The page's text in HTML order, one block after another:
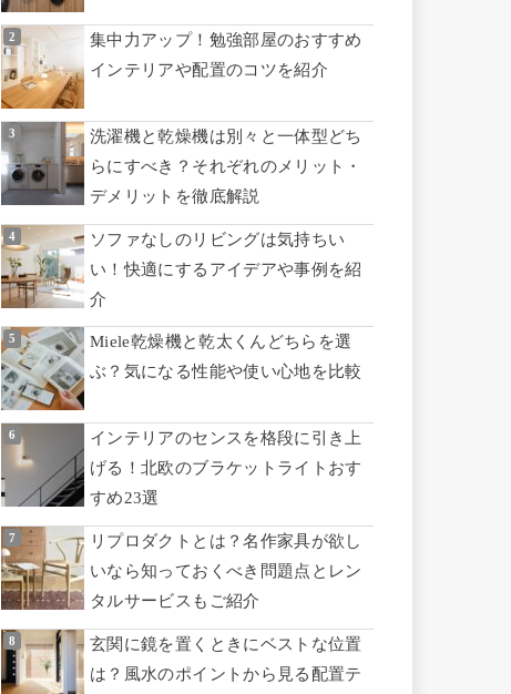
集中力アップ！勉強部屋のおすすめ
インテリアや配置のコツを紹介
洗濯機と乾燥機は別々と一体型どち
らにすべき？それぞれのメリット・
デメリットを徹底解説
ソファなしのリビングは気持ちい
い！快適にするアイデアや事例を紹
介
Miele乾燥機と乾太くんどちらを選
ぶ？気になる性能や使い心地を比較
インテリアのセンスを格段に引き上
げる！北欧のブラケットライトおす
すめ23選
リプロダクトとは？名作家具が欲し
いなら知っておくべき問題点とレン
タルサービスもご紹介
玄関に鏡を置くときにベストな位置
は？風水のポイントから見る配置テ